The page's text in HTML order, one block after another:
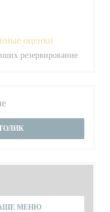
оценки
резервирование
МЕНЮ